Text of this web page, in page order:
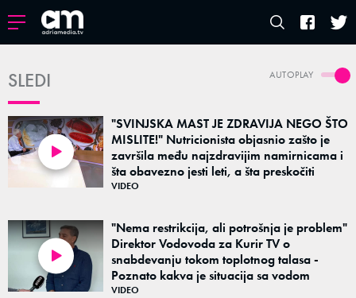
AUTOPLAY
SLEDI
"SVINJSKA MAST JE ZDRAVIJA NEGO ŠTO
MISLITE!" Nutricionista objasnio zašto je
završila među najzdravijim namirnicama i
šta obavezno jesti leti, a šta preskočiti
VIDEO
"Nema restrikcija, ali potrošnja je problem"
Direktor Vodovoda za Kurir TV o
snabdevanju tokom toplotnog talasa -
Poznato kakva je situacija sa vodom
VIDEO